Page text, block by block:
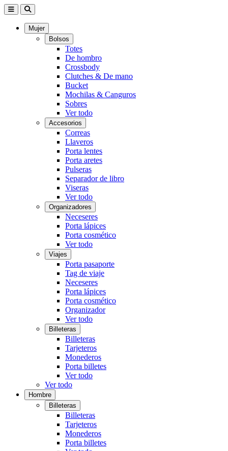
Mujer
Bolsos
Totes
De hombro
Crossbody
Clutches & De mano
Bucket
Mochilas & Canguros
Sobres
Ver todo
Accesorios
Correas
Llaveros
Porta lentes
Porta aretes
Pulseras
Separador de libro
Viseras
Ver todo
Organizadores
Neceseres
Porta lápices
Porta cosmético
Ver todo
Viajes
Porta pasaporte
Tag de viaje
Neceseres
Porta lápices
Porta cosmético
Organizador
Ver todo
Billeteras
Billeteras
Tarjeteros
Monederos
Porta billetes
Ver todo
Ver todo
Hombre
Billeteras
Billeteras
Tarjeteros
Monederos
Porta billetes